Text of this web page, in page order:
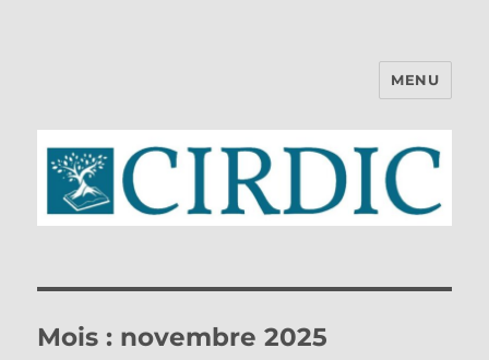
MENU
Mois : novembre 2025